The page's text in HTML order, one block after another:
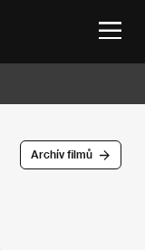
Archív filmů